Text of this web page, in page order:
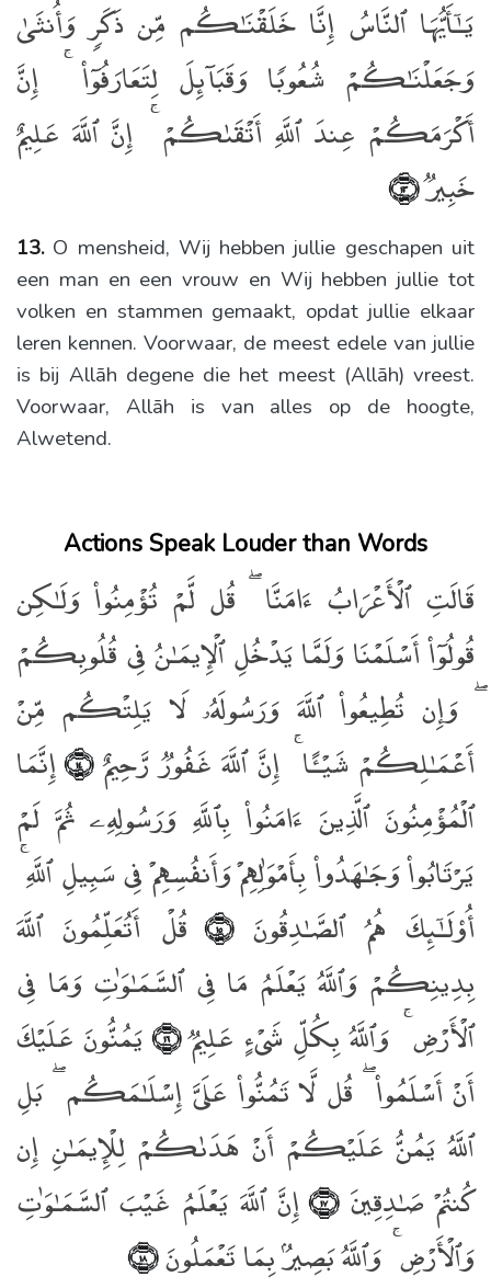
13. O mensheid, Wij hebben jullie geschapen uit
een man en een vrouw en Wij hebben jullie tot
volken en stammen gemaakt, opdat jullie elkaar
leren kennen. Voorwaar, de meest edele van jullie
is bij Allāh degene die het meest (Allāh) vreest.
Voorwaar, Allāh is van alles op de hoogte,
Alwetend.
يَـٰٓأَيُّهَا ٱلنَّاسُ إِنَّا خَلَقْنَـٰكُم مِّن ذَكَرٍۢ وَأُنثَىٰ
وَجَعَلْنَـٰكُمْ شُعُوبًۭا وَقَبَآئِلَ لِتَعَارَفُوٓا۟ ۚ إِنَّ
أَكْرَمَكُمْ عِندَ ٱللَّهِ أَتْقَىٰكُمْ ۚ إِنَّ ٱللَّهَ عَلِيمٌ
خَبِيرٌۭ﴿١٣﴾
Actions Speak Louder than Words
قَالَتِ ٱلْأَعْرَابُ ءَامَنَّا ۖ قُل لَّمْ تُؤْمِنُوا۟ وَلَـٰكِن
قُولُوٓا۟ أَسْلَمْنَا وَلَمَّا يَدْخُلِ ٱلْإِيمَـٰنُ فِى قُلُوبِكُمْ
ۖ وَإِن تُطِيعُوا۟ ٱللَّهَ وَرَسُولَهُۥ لَا يَلِتْكُم مِّنْ
أَعْمَـٰلِكُمْ شَيْـًٔا ۚ إِنَّ ٱللَّهَ غَفُورٌۭ رَّحِيمٌ﴿١٤﴾
إِنَّمَا
ٱلْمُؤْمِنُونَ ٱلَّذِينَ ءَامَنُوا۟ بِٱللَّهِ وَرَسُولِهِۦ ثُمَّ لَمْ
يَرْتَابُوا۟ وَجَـٰهَدُوا۟ بِأَمْوَٰلِهِمْ وَأَنفُسِهِمْ فِى سَبِيلِ ٱللَّهِ ۚ
أُو۟لَـٰٓئِكَ هُمُ ٱلصَّـٰدِقُونَ﴿١٥﴾
قُلْ أَتُعَلِّمُونَ ٱللَّهَ
بِدِينِكُمْ وَٱللَّهُ يَعْلَمُ مَا فِى ٱلسَّمَـٰوَٰتِ وَمَا فِى
ٱلْأَرْضِ ۚ وَٱللَّهُ بِكُلِّ شَىْءٍ عَلِيمٌۭ﴿١٦﴾
يَمُنُّونَ عَلَيْكَ
أَنْ أَسْلَمُوا۟ ۖ قُل لَّا تَمُنُّوا۟ عَلَىَّ إِسْلَـٰمَكُم ۖ بَلِ
ٱللَّهُ يَمُنُّ عَلَيْكُمْ أَنْ هَدَىٰكُمْ لِلْإِيمَـٰنِ إِن
كُنتُمْ صَـٰدِقِينَ﴿١٧﴾
إِنَّ ٱللَّهَ يَعْلَمُ غَيْبَ ٱلسَّمَـٰوَٰتِ
وَٱلْأَرْضِ ۚ وَٱللَّهُ بَصِيرٌۢ بِمَا تَعْمَلُونَ﴿١٨﴾